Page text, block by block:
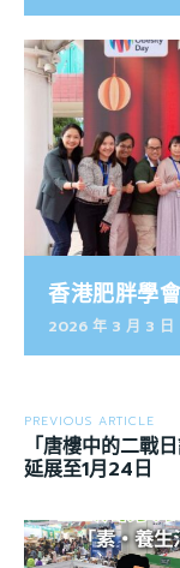
香港肥胖學
2026 年 3 月 3 日
PREVIOUS ARTICLE
「唐樓中的二戰
延展至1月24日